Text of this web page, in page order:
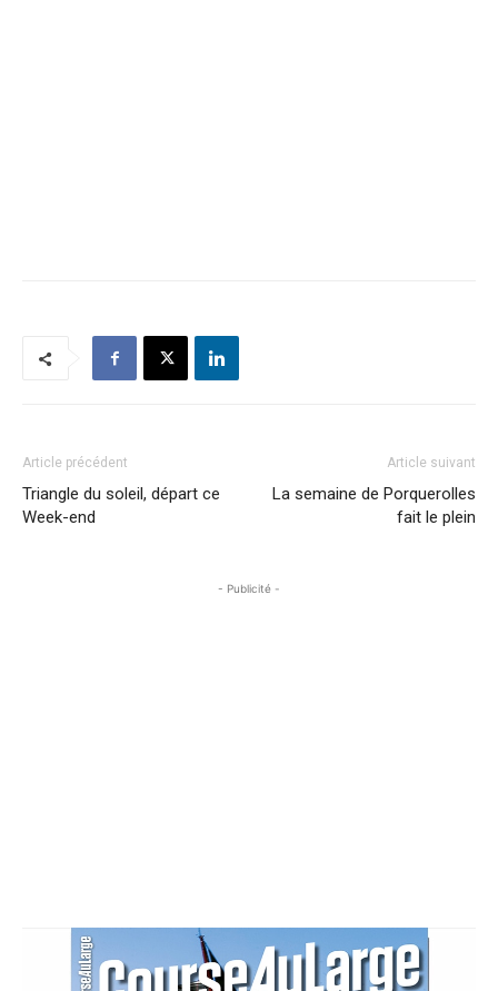
Article précédent
Triangle du soleil, départ ce
Week-end
Article suivant
La semaine de Porquerolles
fait le plein
- Publicité -